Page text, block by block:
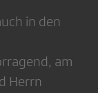
in den
am
Herrn